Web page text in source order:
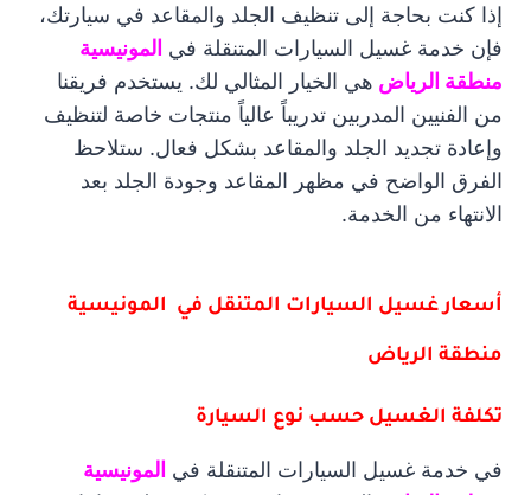
إذا كنت بحاجة إلى تنظيف الجلد والمقاعد في سيارتك،
فإن خدمة غسيل السيارات المتنقلة في المونيسية
منطقة الرياض هي الخيار المثالي لك. يستخدم فريقنا
من الفنيين المدربين تدريباً عالياً منتجات خاصة لتنظيف
وإعادة تجديد الجلد والمقاعد بشكل فعال. ستلاحظ
الفرق الواضح في مظهر المقاعد وجودة الجلد بعد
الانتهاء من الخدمة.
أسعار غسيل السيارات المتنقل في المونيسية
منطقة الرياض
تكلفة الغسيل حسب نوع السيارة
في خدمة غسيل السيارات المتنقلة في المونيسية